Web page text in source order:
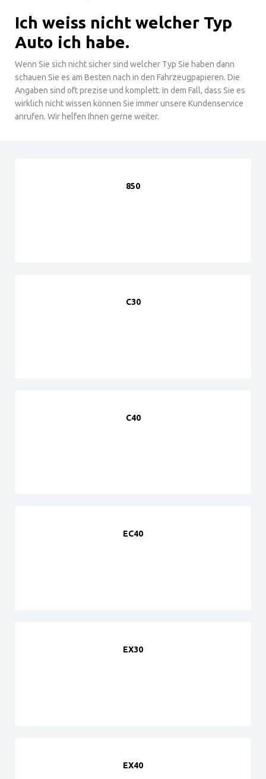
Ich weiss nicht welcher Typ
Auto ich habe.
Wenn Sie sich nicht sicher sind welcher Typ Sie haben dann
schauen Sie es am Besten nach in den Fahrzeugpapieren. Die
Angaben sind oft prezise und komplett. In dem Fall, dass Sie es
wirklich nicht wissen können Sie immer unsere Kundenservice
anrufen. Wir helfen Ihnen gerne weiter.
850
C30
C40
EC40
EX30
EX40